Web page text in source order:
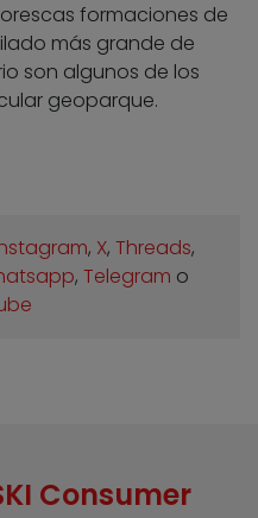
formaciones de
más grande de
son algunos de los
geoparque.
, X, Threads,
, Telegram o
Consumer